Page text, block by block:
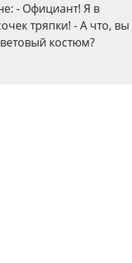
- Официант! Я в
тряпки! - А что, вы
костюм?